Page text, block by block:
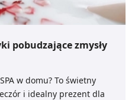
pobudzające zmysły
w domu? To świetny
i idealny prezent dla